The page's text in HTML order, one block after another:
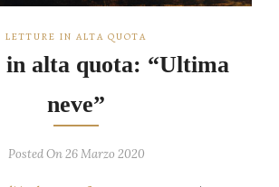
LETTURE IN ALTA QUOTA
alta quota: “Ultima
neve”
Posted On 26 Marzo 2020